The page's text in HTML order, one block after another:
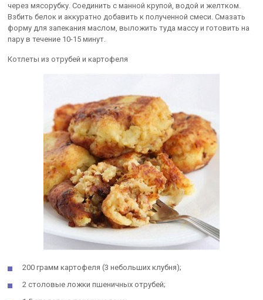
через мясорубку. Соединить с манной крупой, водой и желтком.
Взбить белок и аккуратно добавить к полученной смеси. Смазать
форму для запекания маслом, выложить туда массу и готовить на
пару в течение 10-15 минут.
Котлеты из отрубей и картофеля
200 грамм картофеля (3 небольших клубня);
2 столовые ложки пшеничных отрубей;